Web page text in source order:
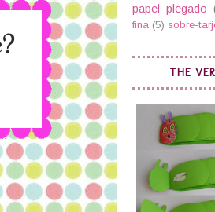
papel plegado
fina (5) sobre-
THE